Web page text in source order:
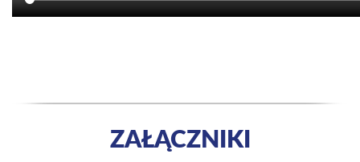
ZAŁĄCZNIKI